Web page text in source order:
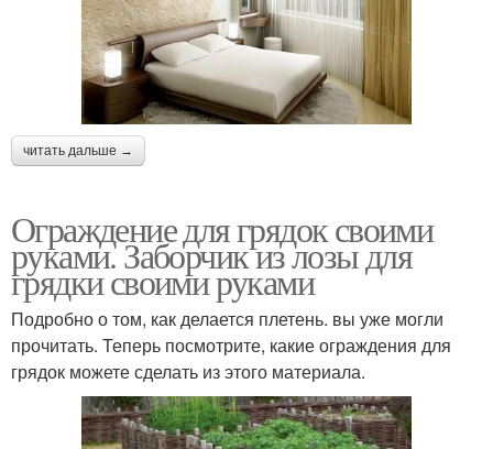
читать дальше →
Ограждение для грядок своими
руками. Заборчик из лозы для
грядки своими руками
Подробно о том, как делается плетень. вы уже могли
прочитать. Теперь посмотрите, какие ограждения для
грядок можете сделать из этого материала.